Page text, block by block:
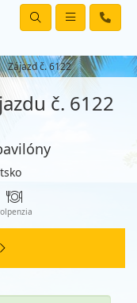
Zájazd č. 6122
č. 6122